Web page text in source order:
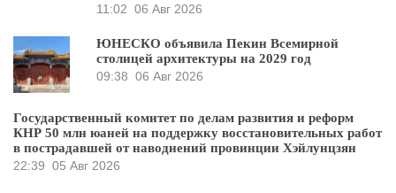
11:02 06 Авг 2026
ЮНЕСКО объявила Пекин Всемирной
столицей архитектуры на 2029 год
09:38 06 Авг 2026
Государственный комитет по делам развития и реформ
КНР 50 млн юаней на поддержку восстановительных работ
в пострадавшей от наводнений провинции Хэйлунцзян
22:39 05 Авг 2026